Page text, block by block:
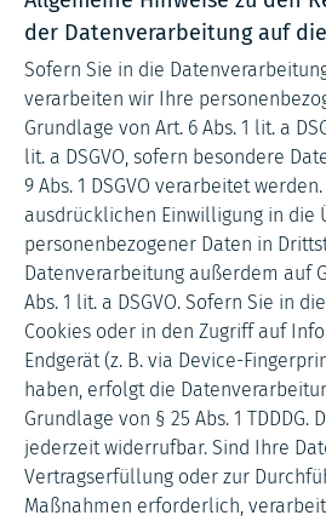
der Datenverarbeitung auf
Sofern Sie in die
verarbeiten wir Ihre
Grundlage von Art. 6 Abs. 1 lit. a
lit. a DSGVO, sofern besondere
9 Abs. 1 DSGVO verarbeitet
ausdrücklichen Einwilligung in die
personenbezogener Daten in
Datenverarbeitung außerdem auf
Abs. 1 lit. a DSGVO. Sofern Sie in
Cookies oder in den Zugriff auf
Endgerät (z. B. via Device-
haben, erfolgt die
Grundlage von § 25 Abs. 1 TDDDG.
jederzeit widerrufbar. Sind Ihre
Vertragserfüllung oder zur
Maßnahmen erforderlich,